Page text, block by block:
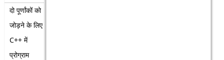
दो पूर्णांकों को
जोड़ने के लिए
C++ में
प्रोग्राम